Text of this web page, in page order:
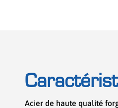
Acier de haute qualité